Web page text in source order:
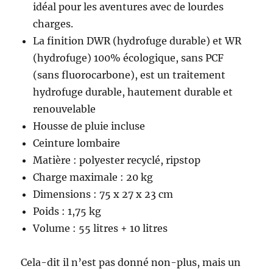
idéal pour les aventures avec de lourdes
charges.
La finition DWR (hydrofuge durable) et WR
(hydrofuge) 100% écologique, sans PCF
(sans fluorocarbone), est un traitement
hydrofuge durable, hautement durable et
renouvelable
Housse de pluie incluse
Ceinture lombaire
Matière : polyester recyclé, ripstop
Charge maximale : 20 kg
Dimensions : 75 x 27 x 23 cm
Poids : 1,75 kg
Volume : 55 litres + 10 litres
Cela-dit il n’est pas donné non-plus, mais un